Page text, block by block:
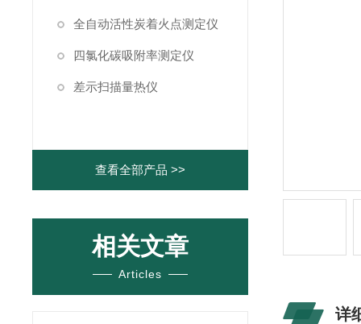
全自动活性炭着火点测定仪
四氯化碳吸附率测定仪
差示扫描量热仪
查看全部产品 >>
相关文章
Articles
详